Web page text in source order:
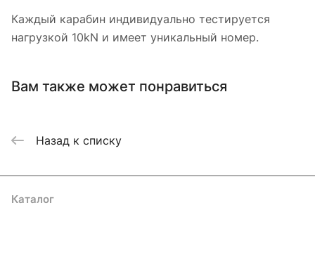
Каждый карабин индивидуально тестируется
нагрузкой 10kN и имеет уникальный номер.
Вам также может понравиться
Назад к списку
Каталог